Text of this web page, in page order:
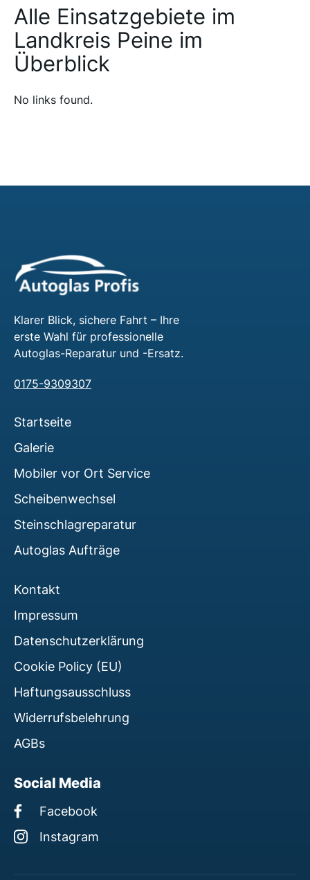
Alle Einsatzgebiete im
Landkreis Peine im
Überblick
No links found.
Klarer Blick, sichere Fahrt – Ihre
erste Wahl für professionelle
Autoglas-Reparatur und -Ersatz.
0175-9309307
Startseite
Galerie
Mobiler vor Ort Service
Scheibenwechsel
Steinschlagreparatur
Autoglas Aufträge
Kontakt
Impressum
Datenschutzerklärung
Cookie Policy (EU)
Haftungsausschluss
Widerrufsbelehrung
AGBs
Social Media
Facebook
Instagram